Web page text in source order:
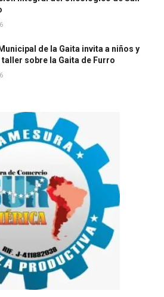
de la Gaita invita a niños y
taller sobre la Gaita de Furro